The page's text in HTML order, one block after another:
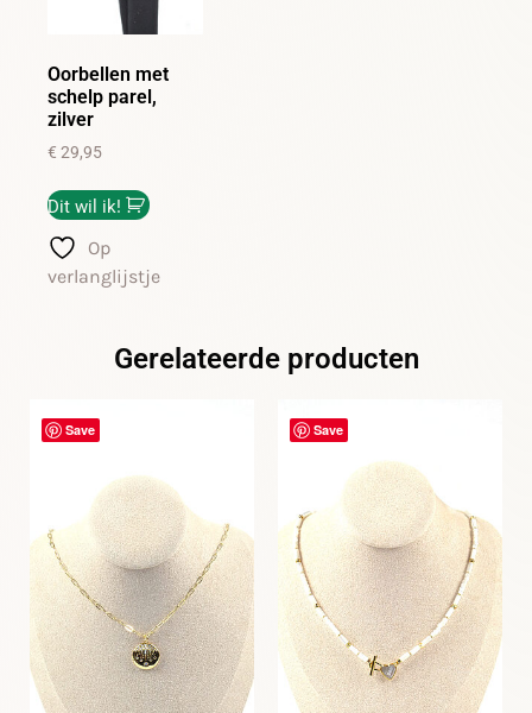
Oorbellen met
schelp parel,
zilver
€ 29,95
Dit wil ik!
Op
verlanglijstje
Gerelateerde producten
Save Save